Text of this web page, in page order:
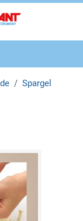
Spargel